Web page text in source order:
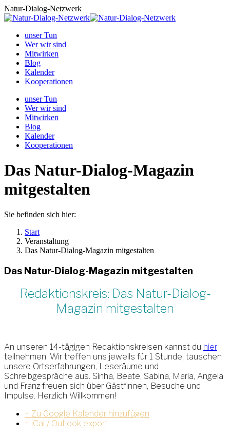
Zum
Inhalt
Natur-Dialog-Netzwerk
unser Tun
Wer wir sind
Mitwirken
Blog
Kalender
Kooperationen
unser Tun
Wer wir sind
Mitwirken
Blog
Kalender
Kooperationen
Das Natur-Dialog-Magazin
mitgestalten
Sie befinden sich hier:
Start
Veranstaltung
Das Natur-Dialog-Magazin mitgestalten
Das Natur-Dialog-Magazin mitgestalten
Redaktionskreis: Das Natur-Dialog-
Magazin mitgestalten
An unseren 14-tägigen Redaktionskreisen kannst du hier
teilnehmen. Wir treffen uns jeweils für 1 Stunde, tauschen
unsere Ortserfahrungen, Leseräume und
Schreibgespräche aus. Sinha, Beate, Sabina, Maria, Angela
und Franz freuen sich über Gäst*innen, Besuche und
Impulse. Herzlich Willkommen!
+ Zu Google Kalender hinzufügen
+ iCal / Outlook export